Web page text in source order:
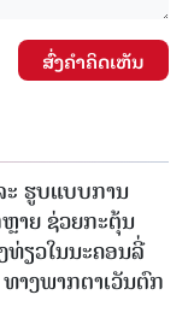
ສົ່ງຄໍາຄິດເຫັນ
ຮູບແບບການ
າຍ ຊ່ວຍກະຕຸ້ນ
ຽວໃນນະຄອນລີ່
າງພາກຕາເວັນຕົກ